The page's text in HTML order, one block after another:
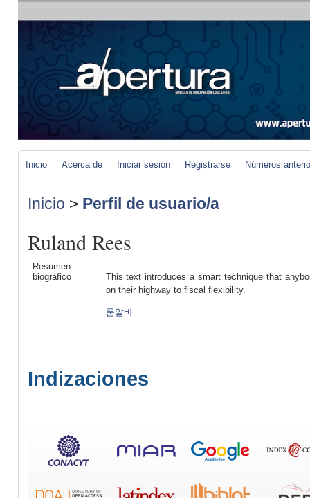
Inicio Acerca de Iniciar sesión Registrarse Números
Inicio > Perfil de usuario/a
Ruland Rees
Resumen
biográfico
This text introduces a smart technique that
on their highway to fiscal flexibility.
룸알바
Indizaciones